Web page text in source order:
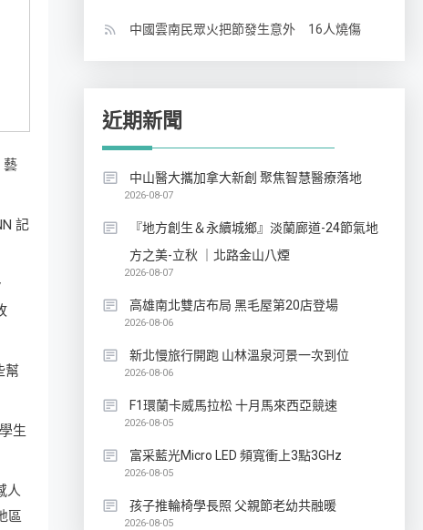
藝
記
幫
生
人
區
中國雲南民眾火把節發生意外 16人燒傷
近期新聞
中山醫大攜加拿大新創 聚焦智慧醫療落地
2026-08-07
『地方創生＆永續城鄉』淡蘭廊道-24節氣地
方之美-立秋 ｜北路金山八煙
2026-08-07
高雄南北雙店布局 黑毛屋第20店登場
2026-08-06
新北慢旅行開跑 山林溫泉河景一次到位
2026-08-06
F1環蘭卡威馬拉松 十月馬來西亞競速
2026-08-05
富采藍光Micro LED 頻寬衝上3點3GHz
2026-08-05
孩子推輪椅學長照 父親節老幼共融暖
2026-08-05